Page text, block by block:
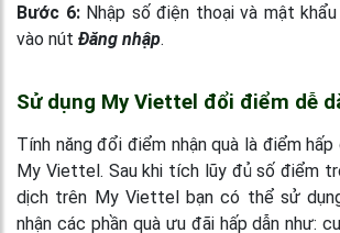
Bước 6: Nhập số điện thoại và mật
vào nút Đăng nhập.
Sử dụng My Viettel đổi điểm dễ
Tính năng đổi điểm nhận quà là điểm
My Viettel. Sau khi tích lũy đủ số điểm
dịch trên My Viettel bạn có thể sử
nhận các phần quà ưu đãi hấp dẫn như: